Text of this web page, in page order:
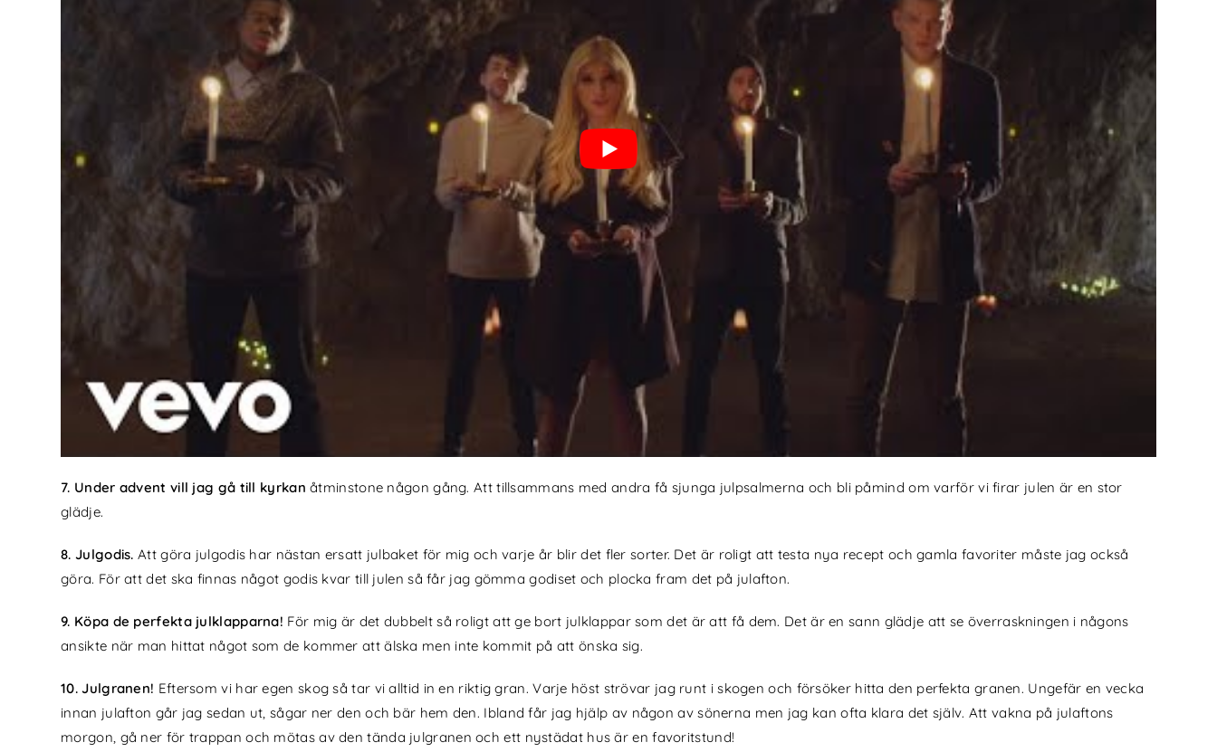
7. Under advent vill jag gå till kyrkanåtminstone någon gång. Att tillsammans med andra få sjunga julpsalmerna och bli påmind om varför vi firar julen är en stor
glädje.
8. Julgodis. Att göra julgodis har nästan ersatt julbaket för mig och varje år blir det fler sorter. Det är roligt att testa nya recept och gamla favoriter måste jag också
göra. För att det ska finnas något godis kvar till julen så får jag gömma godiset och plocka fram det på julafton.
9. Köpa de perfekta julklapparna! För mig är det dubbelt så roligt att ge bort julklappar som det är att få dem. Det är en sann glädje att se överraskningen i någons
ansikte när man hittat något som de kommer att älska men inte kommit på att önska sig.
10. Julgranen! Eftersom vi har egen skog så tar vi alltid in en riktig gran. Varje höst strövar jag runt i skogen och försöker hitta den perfekta granen. Ungefär en vecka
innan julafton går jag sedan ut, sågar ner den och bär hem den. Ibland får jag hjälp av någon av sönerna men jag kan ofta klara det själv. Att vakna på julaftons
morgon, gå ner för trappan och mötas av den tända julgranen och ett nystädat hus är en favoritstund!